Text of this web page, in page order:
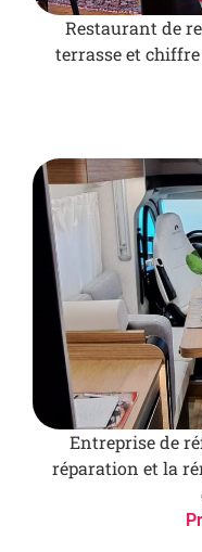
Restaurant de
terrasse et
Entreprise de
réparation et la